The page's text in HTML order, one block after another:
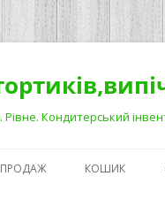
Рівне. Кондитерський
КОШИК